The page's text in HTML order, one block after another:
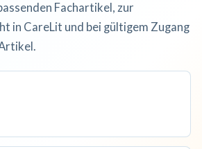
Fachartikel, zur
in CareLit und bei gültigem Zugang